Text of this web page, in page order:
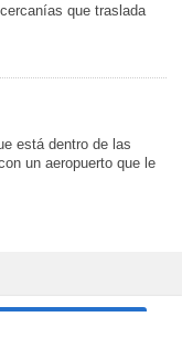
que traslada
está dentro de las
un aeropuerto que le